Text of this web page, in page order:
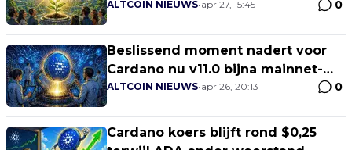
ALTCOIN NIEUWS•apr 27, 15:45 0
Beslissend moment nadert voor
Cardano nu v11.0 bijna mainnet-
ready is
ALTCOIN NIEUWS•apr 26, 20:13 0
Cardano koers blijft rond $0,25